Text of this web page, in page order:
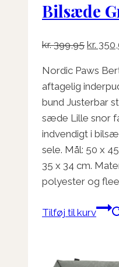
Bilsæde
kr.399,95 Den
pris
var:
kr.
kr.
Nordic Paws
aftagelig
bund Justerbar
sæde Lille snor
indvendigt i
sele. Mål: 50 x
35 x 34 cm.
polyester og
Tilføj til kurv